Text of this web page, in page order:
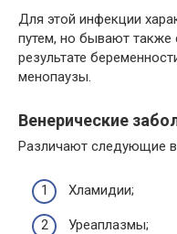
Для этой инфекции
путем, но бывают также
результате
менопаузы.
Венерические
Различают следующие
Хламидии;
Уреаплазмы;